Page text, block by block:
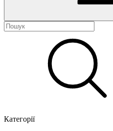
Категорії